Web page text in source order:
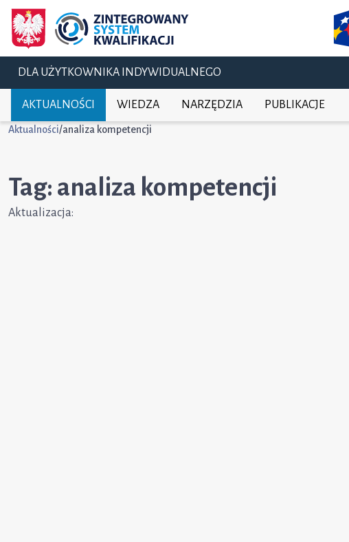
DLA UŻYTKOWNIKA INDYWIDUALNEGO
AKTUALNOŚCI WIEDZA NARZĘDZIA PUBLIKACJE
Aktualności/analiza kompetencji
Tag: analiza kompetencji
Aktualizacja: